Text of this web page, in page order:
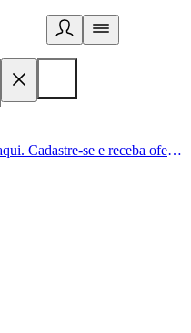
Um estilo de vida saudável começa aqui. Cadastre-se e receba ofertas exclusivas.